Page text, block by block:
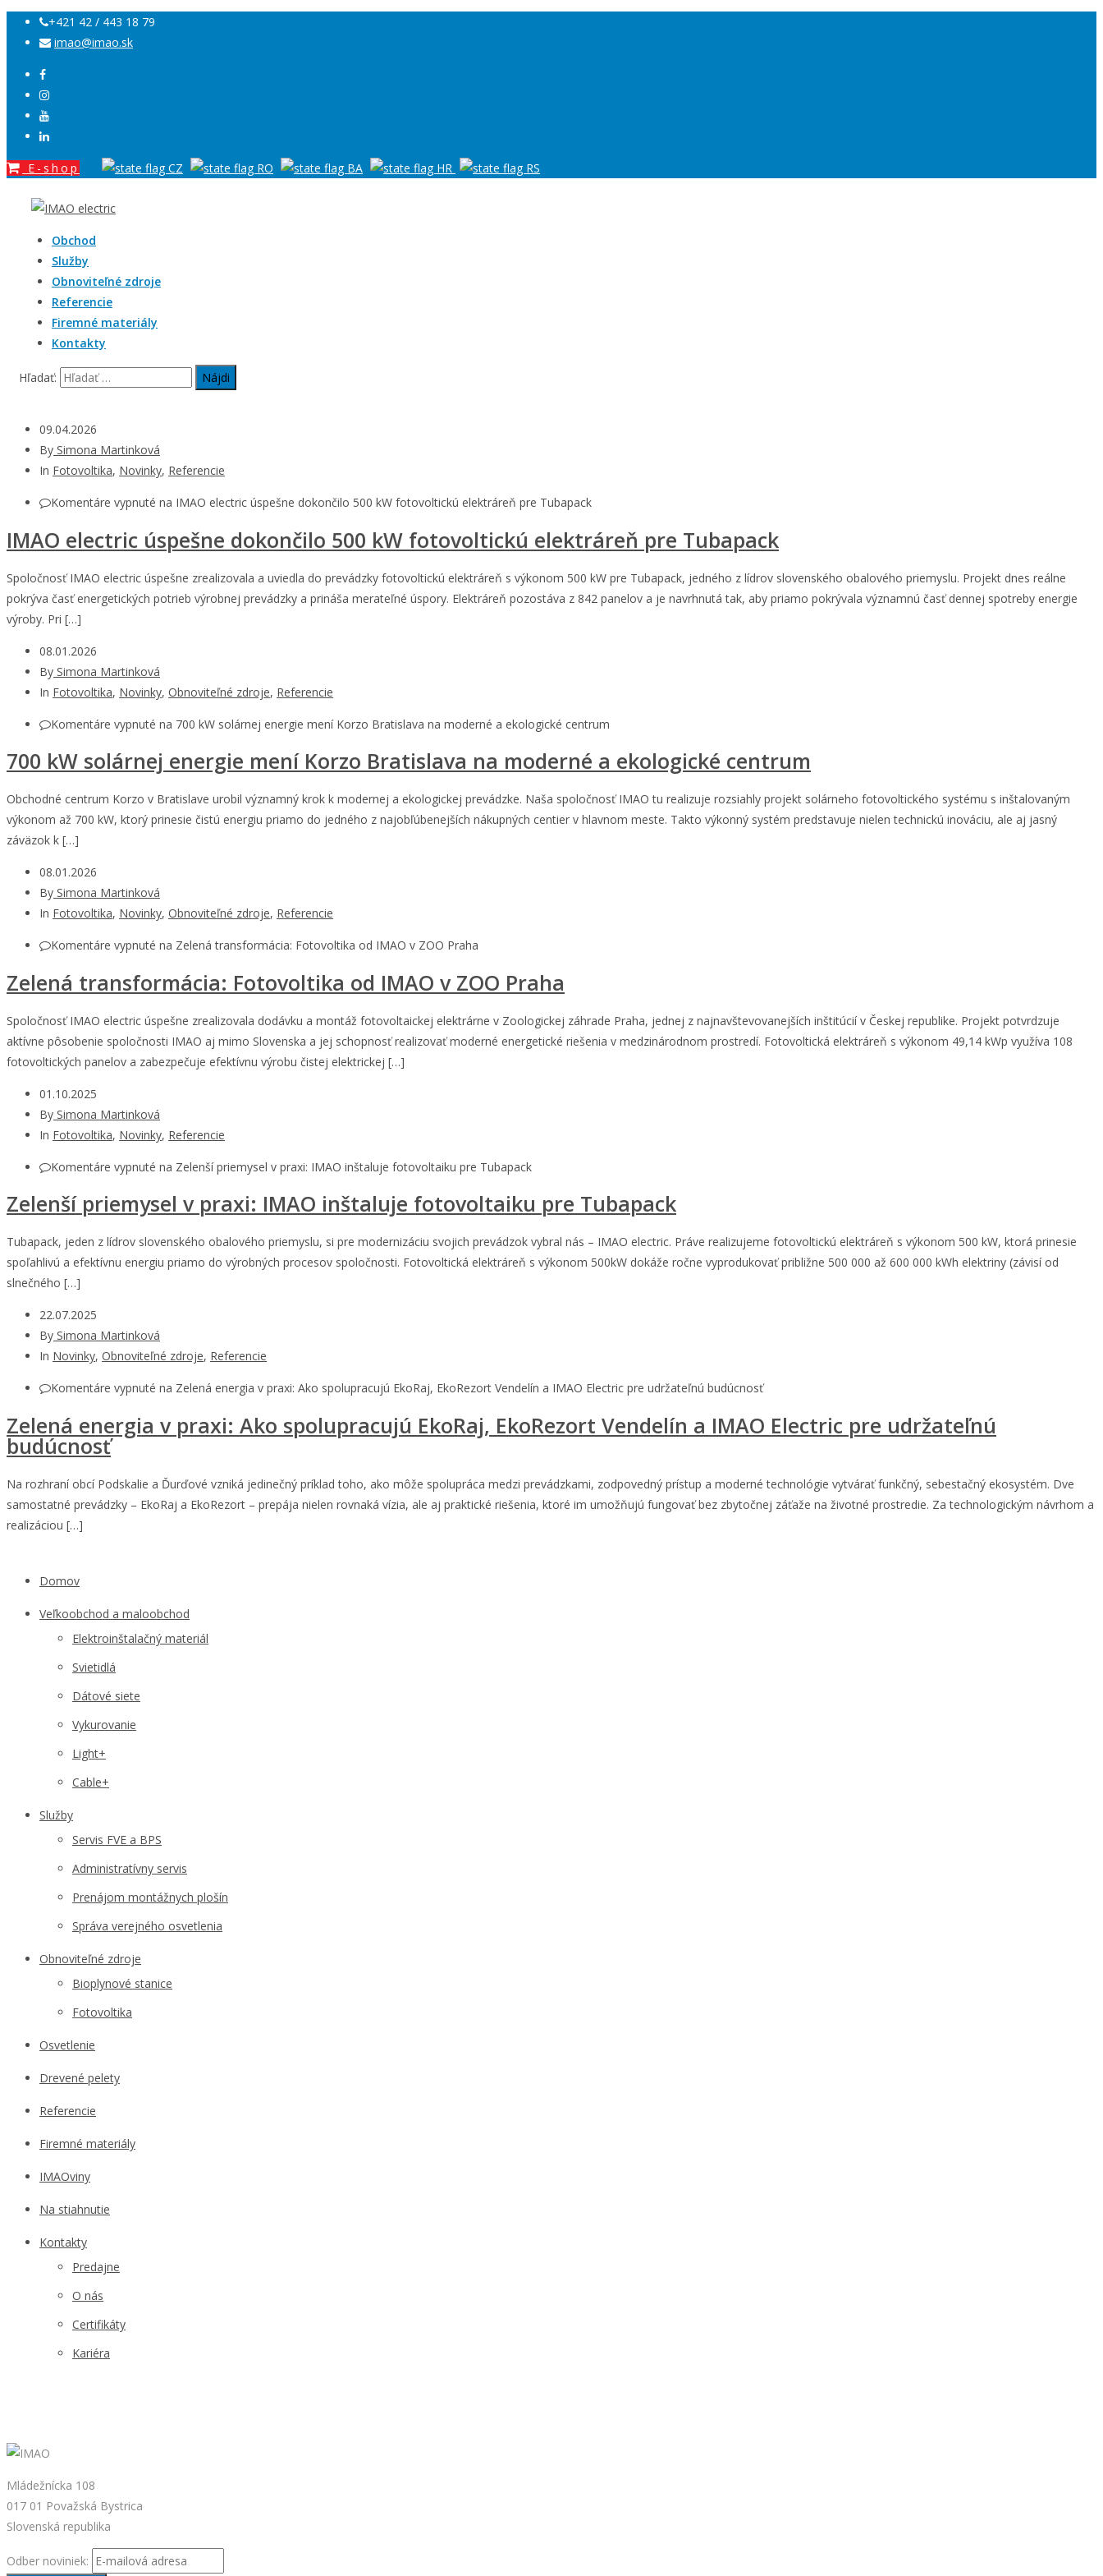
+421 42 / 443 18 79
imao@imao.sk
E-shop
Obchod
Služby
Obnoviteľné zdroje
Referencie
Firemné materiály
Kontakty
Hľadať:
09.04.2026
By Simona Martinková
In Fotovoltika, Novinky, Referencie
Komentáre vypnuté na IMAO electric úspešne dokončilo 500 kW fotovoltickú elektráreň pre Tubapack
IMAO electric úspešne dokončilo 500 kW fotovoltickú elektráreň pre Tubapack
Spoločnosť IMAO electric úspešne zrealizovala a uviedla do prevádzky fotovoltickú elektráreň s výkonom 500 kW pre Tubapack, jedného z lídrov slovenského obalového priemyslu. Projekt dnes reálne
pokrýva časť energetických potrieb výrobnej prevádzky a prináša merateľné úspory. Elektráreň pozostáva z 842 panelov a je navrhnutá tak, aby priamo pokrývala významnú časť dennej spotreby energie
výroby. Pri […]
08.01.2026
By Simona Martinková
In Fotovoltika, Novinky, Obnoviteľné zdroje, Referencie
Komentáre vypnuté na 700 kW solárnej energie mení Korzo Bratislava na moderné a ekologické centrum
700 kW solárnej energie mení Korzo Bratislava na moderné a ekologické centrum
Obchodné centrum Korzo v Bratislave urobil významný krok k modernej a ekologickej prevádzke. Naša spoločnosť IMAO tu realizuje rozsiahly projekt solárneho fotovoltického systému s inštalovaným
výkonom až 700 kW, ktorý prinesie čistú energiu priamo do jedného z najobľúbenejších nákupných centier v hlavnom meste. Takto výkonný systém predstavuje nielen technickú inováciu, ale aj jasný
záväzok k […]
08.01.2026
By Simona Martinková
In Fotovoltika, Novinky, Obnoviteľné zdroje, Referencie
Komentáre vypnuté na Zelená transformácia: Fotovoltika od IMAO v ZOO Praha
Zelená transformácia: Fotovoltika od IMAO v ZOO Praha
Spoločnosť IMAO electric úspešne zrealizovala dodávku a montáž fotovoltaickej elektrárne v Zoologickej záhrade Praha, jednej z najnavštevovanejších inštitúcií v Českej republike. Projekt potvrdzuje
aktívne pôsobenie spoločnosti IMAO aj mimo Slovenska a jej schopnosť realizovať moderné energetické riešenia v medzinárodnom prostredí. Fotovoltická elektráreň s výkonom 49,14 kWp využíva 108
fotovoltických panelov a zabezpečuje efektívnu výrobu čistej elektrickej […]
01.10.2025
By Simona Martinková
In Fotovoltika, Novinky, Referencie
Komentáre vypnuté na Zelenší priemysel v praxi: IMAO inštaluje fotovoltaiku pre Tubapack
Zelenší priemysel v praxi: IMAO inštaluje fotovoltaiku pre Tubapack
Tubapack, jeden z lídrov slovenského obalového priemyslu, si pre modernizáciu svojich prevádzok vybral nás – IMAO electric. Práve realizujeme fotovoltickú elektráreň s výkonom 500 kW, ktorá prinesie
spoľahlivú a efektívnu energiu priamo do výrobných procesov spoločnosti. Fotovoltická elektráreň s výkonom 500kW dokáže ročne vyprodukovať približne 500 000 až 600 000 kWh elektriny (závisí od
slnečného […]
22.07.2025
By Simona Martinková
In Novinky, Obnoviteľné zdroje, Referencie
Komentáre vypnuté na Zelená energia v praxi: Ako spolupracujú EkoRaj, EkoRezort Vendelín a IMAO Electric pre udržateľnú budúcnosť
Zelená energia v praxi: Ako spolupracujú EkoRaj, EkoRezort Vendelín a IMAO Electric pre udržateľnú
budúcnosť
Na rozhraní obcí Podskalie a Ďurďové vzniká jedinečný príklad toho, ako môže spolupráca medzi prevádzkami, zodpovedný prístup a moderné technológie vytvárať funkčný, sebestačný ekosystém. Dve
samostatné prevádzky – EkoRaj a EkoRezort – prepája nielen rovnaká vízia, ale aj praktické riešenia, ktoré im umožňujú fungovať bez zbytočnej záťaže na životné prostredie. Za technologickým návrhom a
realizáciou […]
Domov
Veľkoobchod a maloobchod
Elektroinštalačný materiál
Svietidlá
Dátové siete
Vykurovanie
Light+
Cable+
Služby
Servis FVE a BPS
Administratívny servis
Prenájom montážnych plošín
Správa verejného osvetlenia
Obnoviteľné zdroje
Bioplynové stanice
Fotovoltika
Osvetlenie
Drevené pelety
Referencie
Firemné materiály
IMAOviny
Na stiahnutie
Kontakty
Predajne
O nás
Certifikáty
Kariéra
Mládežnícka 108
017 01 Považská Bystrica
Slovenská republika
Odber noviniek: